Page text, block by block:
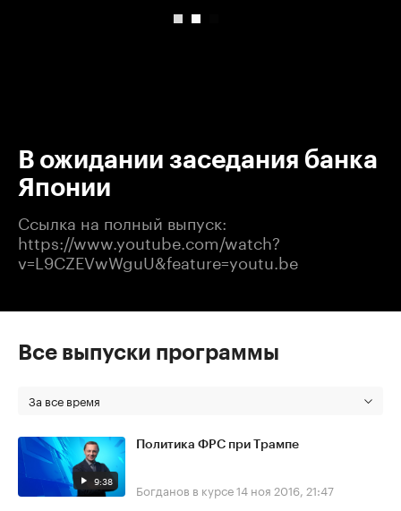
В ожидании заседания банка
Японии
Ссылка на полный выпуск:
​https://www.youtube.com/watch?
v=L9CZEVwWguU&feature=youtu.be
Все выпуски программы
За все время
9:38
Политика ФРС при Трампе
Богданов в курсе14 ноя 2016, 21:47